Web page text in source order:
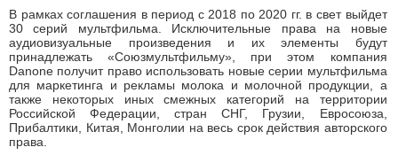
В рамках соглашения в период с 2018 по 2020 гг. в свет выйдет
30 серий мультфильма. Исключительные права на новые
аудиовизуальные произведения и их элементы будут
принадлежать «Союзмультфильму», при этом компания
Danone получит право использовать новые серии мультфильма
для маркетинга и рекламы молока и молочной продукции, а
также некоторых иных смежных категорий на территории
Российской Федерации, стран СНГ, Грузии, Евросоюза,
Прибалтики, Китая, Монголии на весь срок действия авторского
права.